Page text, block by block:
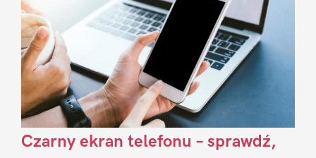
Czarny ekran telefonu – sprawdź,